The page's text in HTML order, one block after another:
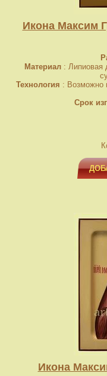
Икона Максим
Материал : Липиовая
Технология : Возможно
Срок
Икона